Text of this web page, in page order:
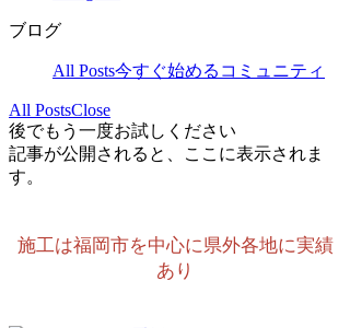
ブログ
All Posts今すぐ始める コミュニティ
All PostsClose
後でもう一度お試しください
記事が公開されると、ここに表示されま
す。
施工は福岡市を中心に県外各地に実績
あり